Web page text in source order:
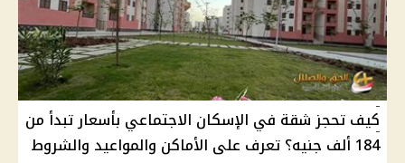
كيف تحجز شقة في الإسكان الاجتماعي بأسعار تبدأ من
184 ألف جنيه؟ تعرف على الأماكن والمواعيد والشروط